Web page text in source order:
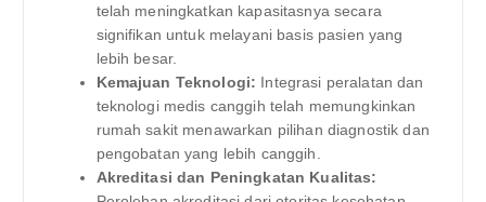
telah meningkatkan kapasitasnya secara
signifikan untuk melayani basis pasien yang
lebih besar.
Kemajuan Teknologi: Integrasi peralatan dan
teknologi medis canggih telah memungkinkan
rumah sakit menawarkan pilihan diagnostik dan
pengobatan yang lebih canggih.
Akreditasi dan Peningkatan Kualitas: